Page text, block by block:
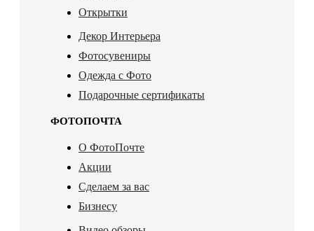
Открытки
Декор Интерьера
Фотосувениры
Одежда с Фото
Подарочные сертификаты
ФОТОПОЧТА
О ФотоПочте
Акции
Сделаем за вас
Бизнесу